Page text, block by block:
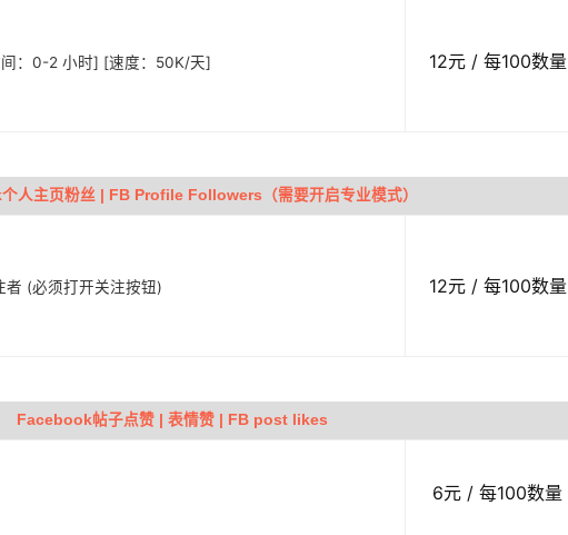
：0-2 小时] [速度：50K/天] 12元 / 每100数量
人主页粉丝 | FB Profile Followers（需要开启专业模式）
者 (必须打开关注按钮) 12元 / 每100数量
Facebook帖子点赞 | 表情赞 | FB post likes
6元 / 每100数量